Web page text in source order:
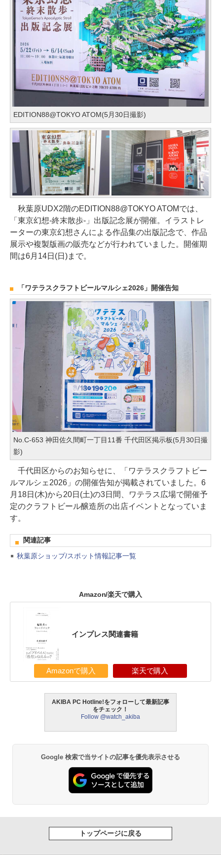
EDITION88@TOKYO ATOM(5月30日撮影)
秋葉原UDX2階のEDITION88@TOKYO ATOMでは、
「東京幻想-終末散歩-」出版記念展が開催。イラストレ
ーターの東京幻想さんによる作品集の出版記念で、作品
展示や複製版画の販売などが行われていました。開催期
間は6月14日(日)まで。
「ワテラスクラフトビールマルシェ2026」開催告知
No.C-653 神田佐久間町一丁目11番 千代田区掲示板(5月30日撮
影)
千代田区からのお知らせに、「ワテラスクラフトビー
ルマルシェ2026」の開催告知が掲載されていました。6
月18日(木)から20日(土)の3日間、ワテラス広場で開催予
定のクラフトビール醸造所の出店イベントとなっていま
す。
関連記事
秋葉原ショップ/スポット情報記事一覧
Amazon/楽天で購入
インプレス関連書籍
Amazonで購入 楽天で購入
AKIBA PC Hotline!をフォローして最新記事
をチェック！
Follow @watch_akiba
Google 検索で当サイトの記事を優先表示させる
トップページに戻る